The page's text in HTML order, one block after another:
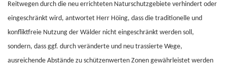
Reitwegen durch die neu errichteten Naturschutzgebiete verhindert oder
eingeschränkt wird, antwortet Herr Höing, dass die traditionelle und
konfliktfreie Nutzung der Wälder nicht eingeschränkt werden soll,
sondern, dass ggf. durch veränderte und neu trassierte Wege,
ausreichende Abstände zu schützenwerten Zonen gewährleistet werden